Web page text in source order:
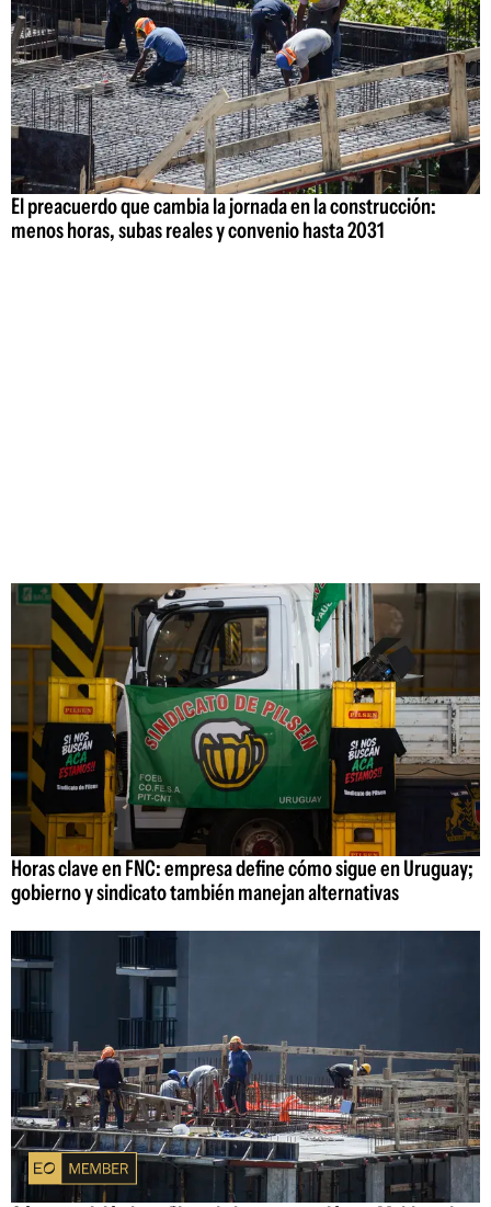
El preacuerdo que cambia la jornada en la construcción:
menos horas, subas reales y convenio hasta 2031
Horas clave en FNC: empresa define cómo sigue en Uruguay;
gobierno y sindicato también manejan alternativas